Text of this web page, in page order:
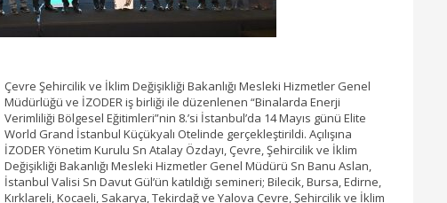
Çevre Şehircilik ve İklim Değişikliği Bakanlığı Mesleki Hizmetler Genel
Müdürlüğü ve İZODER iş birliği ile düzenlenen “Binalarda Enerji
Verimliliği Bölgesel Eğitimleri”nin 8.’si İstanbul’da 14 Mayıs günü Elite
World Grand İstanbul Küçükyalı Otelinde gerçekleştirildi. Açılışına
İZODER Yönetim Kurulu Sn Atalay Özdayı, Çevre, Şehircilik ve İklim
Değişikliği Bakanlığı Mesleki Hizmetler Genel Müdürü Sn Banu Aslan,
İstanbul Valisi Sn Davut Gül’ün katıldığı semineri; Bilecik, Bursa, Edirne,
Kırklareli, Kocaeli, Sakarya, Tekirdağ ve Yalova Çevre, Şehircilik ve İklim